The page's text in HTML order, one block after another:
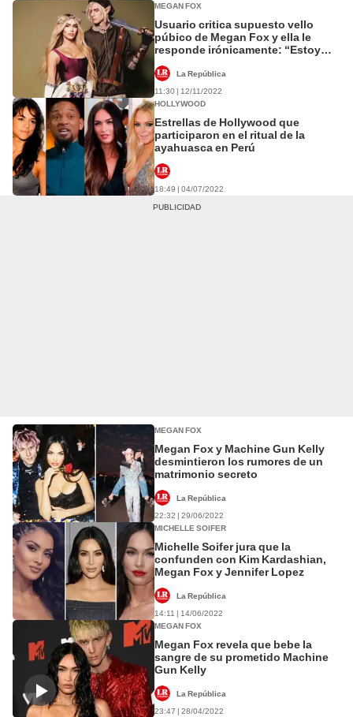
MEGAN FOX
Usuario critica supuesto vello
púbico de Megan Fox y ella le
responde irónicamente: “Estoy
La República
11:30 | 12/11/2022
HOLLYWOOD
Estrellas de Hollywood que
participaron en el ritual de la
ayahuasca en Perú
18:49 | 04/07/2022
MEGAN FOX
Megan Fox y Machine Gun Kelly
desmintieron los rumores de un
matrimonio secreto
La República
22:32 | 29/06/2022
MICHELLE SOIFER
Michelle Soifer jura que la
confunden con Kim Kardashian,
Megan Fox y Jennifer Lopez
La República
14:11 | 14/06/2022
MEGAN FOX
Megan Fox revela que bebe la
sangre de su prometido Machine
Gun Kelly
La República
23:47 | 28/04/2022